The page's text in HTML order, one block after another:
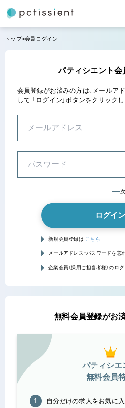
トップ 会員ログイン
パティシエント会
会員登録がお済みの方は、メールア
して 「ログイン」ボタンをクリック
ログイン
新規会員登録は こちら
メールアドレス・パスワードを忘
企業会員（採用ご担当者様）のロ
無料会員登録がお
パティシエ
無料会員
自分だけの求人をお気に入